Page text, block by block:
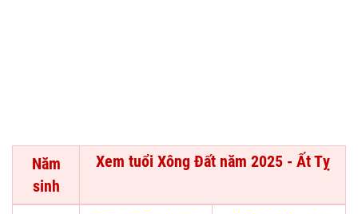
Năm
sinh
Xem tuổi Xông Đất năm 2025 - Ất Tỵ